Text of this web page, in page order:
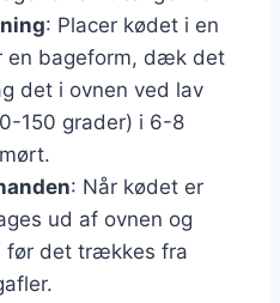
: Placer kødet i en
en bageform, dæk det
det i ovnen ved lav
150 grader) i 6-8
: Når kødet er
ud af ovnen og
før det trækkes fra